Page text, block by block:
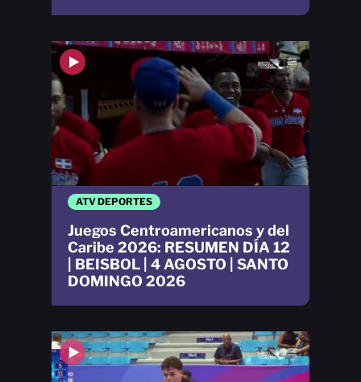
ATV DEPORTES
Juegos Centroamericanos y del
Caribe 2026: RESUMEN DÍA 12
| BEISBOL | 4 AGOSTO | SANTO
DOMINGO 2026